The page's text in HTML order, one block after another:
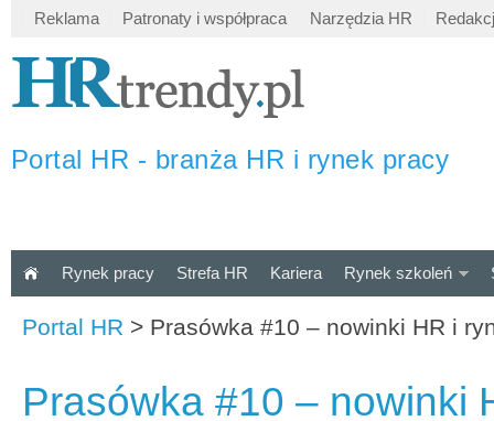
Reklama Patronaty i współpraca Narzędzia HR
Portal HR - branża HR i rynek pracy
Rynek pracy Strefa HR Kariera Rynek szkoleń
Portal HR > Prasówka #10 – nowinki HR i
Prasówka #10 – nowinki